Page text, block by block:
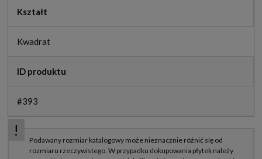
Kształt
Kwadrat
ID produktu
#393